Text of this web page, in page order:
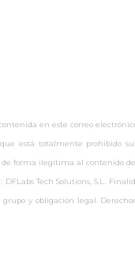
en este correo
está totalmente prohibido
de forma ilegítima al contenido
DFLabs Tech Solutions, S.L.
y obligación legal.